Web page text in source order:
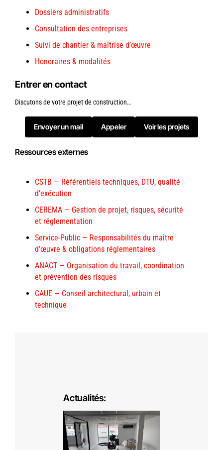
Dossiers administratifs
Consultation des entreprises
Suivi de chantier & maîtrise d’œuvre
Honoraires & modalités
Entrer en contact
Discutons de votre projet de construction…
Envoyer un mail Appeler Voir les projets
Ressources externes
CSTB — Référentiels techniques, DTU, qualité
d’exécution
CEREMA — Gestion de projet, risques, sécurité
et réglementation
Service-Public — Responsabilités du maître
d’œuvre & obligations réglementaires
ANACT — Organisation du travail, coordination
et prévention des risques
CAUE — Conseil architectural, urbain et
technique
Actualités: